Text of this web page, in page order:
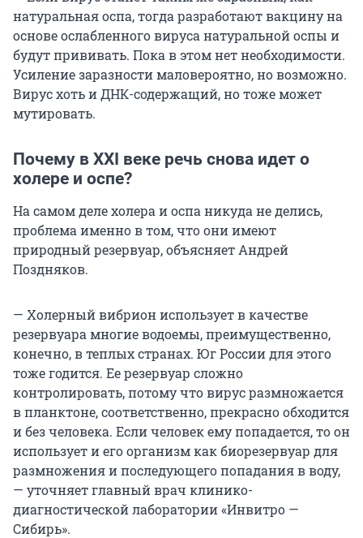
натуральная оспа, тогда разработают вакцину на
основе ослабленного вируса натуральной оспы и
будут прививать. Пока в этом нет необходимости.
Усиление заразности маловероятно, но возможно.
Вирус хоть и ДНК-содержащий, но тоже может
мутировать.
Почему в XXI веке речь снова идет о
холере и оспе?
На самом деле холера и оспа никуда не делись,
проблема именно в том, что они имеют
природный резервуар, объясняет Андрей
Поздняков.
— Холерный вибрион использует в качестве
резервуара многие водоемы, преимущественно,
конечно, в теплых странах. Юг России для этого
тоже годится. Ее резервуар сложно
контролировать, потому что вирус размножается
в планктоне, соответственно, прекрасно обходится
и без человека. Если человек ему попадается, то он
использует и его организм как биорезервуар для
размножения и последующего попадания в воду,
— уточняет главный врач клинико-
диагностической лаборатории «Инвитро —
Сибирь».